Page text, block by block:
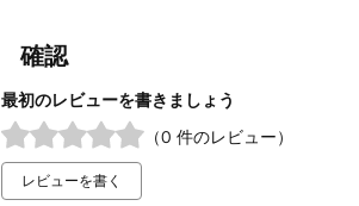
確認
最初のレビューを書きましょう
（0 件のレビュー）
レビューを書く